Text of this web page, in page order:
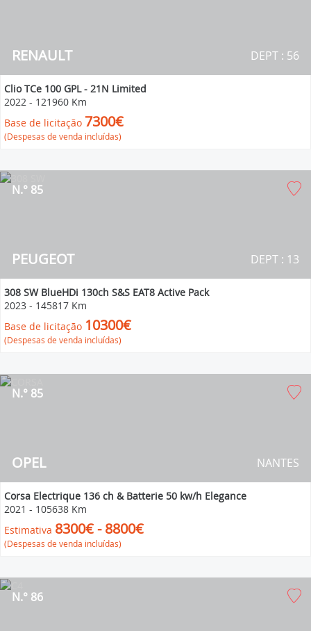
RENAULT DEPT : 56
Clio TCe 100 GPL - 21N Limited
2022 - 121960 Km
Base de licitação 7300€
(Despesas de venda incluídas)
PEUGEOT
N.° 85
DEPT : 13
308 SW BlueHDi 130ch S&S EAT8 Active Pack
2023 - 145817 Km
Base de licitação 10300€
(Despesas de venda incluídas)
OPEL
N.° 85
NANTES
Corsa Electrique 136 ch & Batterie 50 kw/h Elegance
2021 - 105638 Km
Estimativa 8300€ - 8800€
(Despesas de venda incluídas)
N.° 86